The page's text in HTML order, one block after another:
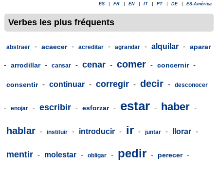
ES FR EN IT PT DE ES-América
Verbes les plus fréquents
abstraer - acaecer - acreditar - agrandar - alquilar - aparar
- arrodillar - cansar - cenar - comer - concernir -
consentir - continuar - corregir - decir - desconocer
- enojar - escribir - esforzar - estar - haber -
hablar - instituir - introducir - ir - juntar - llorar -
mentir - molestar - obligar - pedir - perecer -